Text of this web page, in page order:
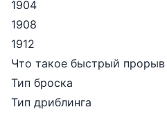
1904
1908
1912
Что такое быстрый прорыв
Тип броска
Тип дриблинга